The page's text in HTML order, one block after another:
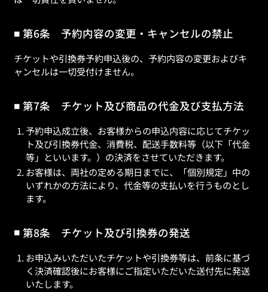
第6条 予約内容の変更・キャンセルの禁止
チケットや引換券予約申込後の、予約内容の変更およびキ
ャンセルは一切受付けません。
第7条 チケット及び商品の代金及び支払方法
予約申込成立後、お客様からの申込内容に応じてチケッ
ト及び引換券代金、消費税、配送手数料等（以下「代金
等」といいます。）の決済をさせていただきます。
お客様は、両社の定める期日までに、「個別規定」中の
いずれかの方法により、代金等の支払いを行うものとし
ます。
第8条 チケット及び引換券の発送
お申込みいただいたチケットや引換券等は、前条に基づ
く決済確認後にお客様にご指定いただいた送付先に発送
いたします。